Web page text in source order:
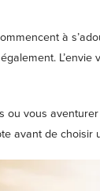
à
L’envie
ou vous
avant de choisir